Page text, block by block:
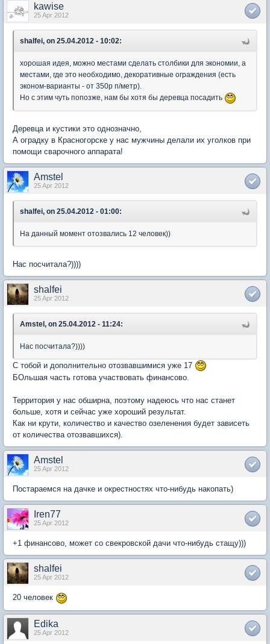
kawise
25 Apr 2012
shalfei, on 25.04.2012 - 10:02:
хорошая идея, можно местами сделать столбики для экономии, а
местами, где это необходимо, декоративные ограждения (есть
эконом-варианты - от 350р п/метр).
Но с этим чуть попозже, нам бы хотя бы деревца посадить
Деревца и кустики это однозначно,
А оградку в Красногорске у нас мужчины делали их уголков при
помощи сварочного аппарата!
Amstel
25 Apr 2012
shalfei, on 25.04.2012 - 01:00:
На данный момент отозвались 12 человек))
Нас посчитала?))))
shalfei
25 Apr 2012
Amstel, on 25.04.2012 - 11:24:
Нас посчитала?))))
С тобой и дополнительно отозвавшимися уже 17
БОльшая часть готова участвовать финансово.
Территория у нас обширна, поэтому надеюсь что нас станет
больше, хотя и сейчас уже хороший результат.
Как ни крути, количество и качество озеленения будет зависеть
от количества отозвавшихся).
Amstel
25 Apr 2012
Постараемся на дачке и окрестностях что-нибудь накопать)
Iren77
25 Apr 2012
+1 финансово, может со свекровской дачи что-нибудь стащу)))
shalfei
25 Apr 2012
20 человек
Edika
25 Apr 2012